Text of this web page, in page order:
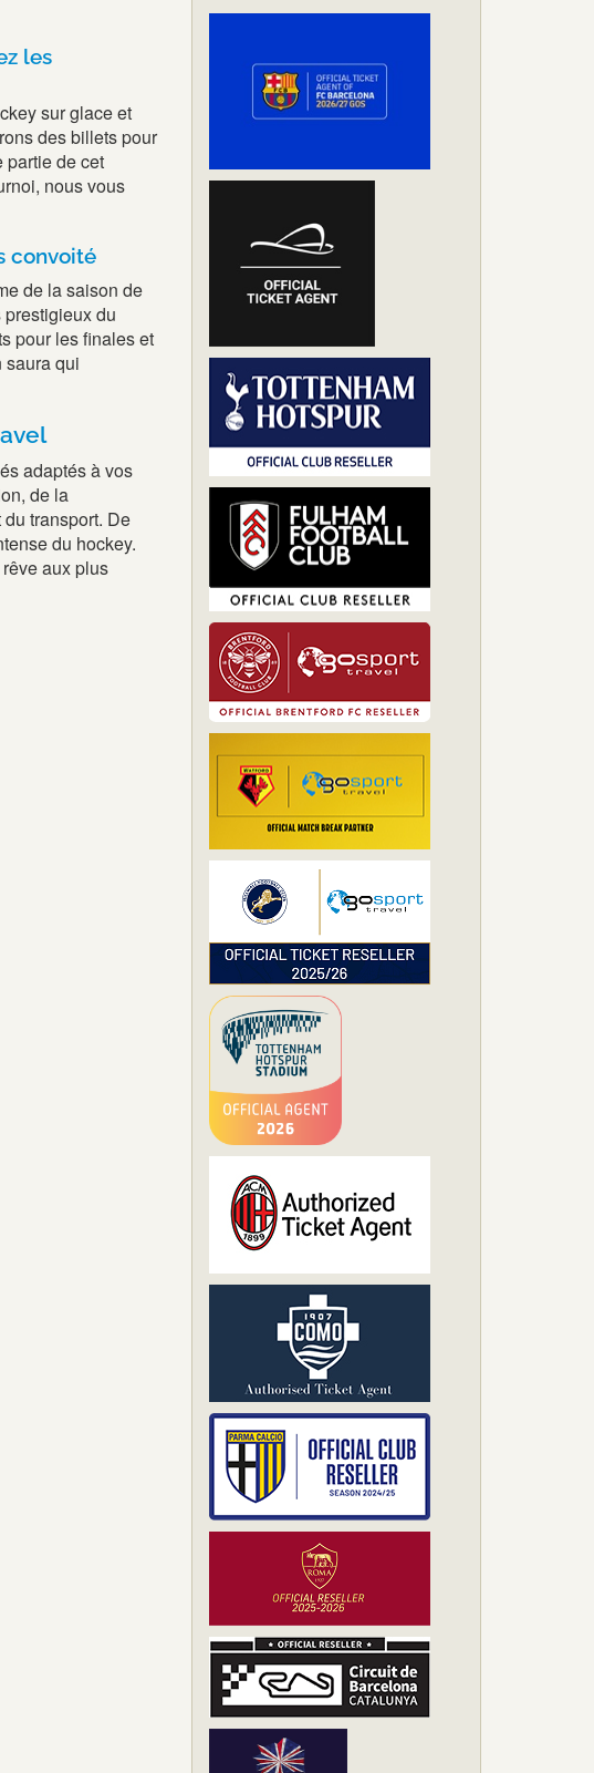
les
sur glace et
des billets pour
partie de cet
nous vous
convoité
de la saison de
du
pour les finales et
saura qui
adaptés à vos
de la
transport. De
du hockey.
aux plus